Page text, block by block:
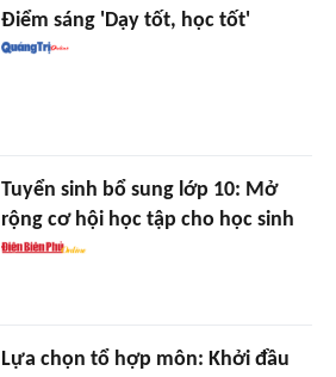
Điểm sáng 'Dạy tốt, học tốt'
Tuyển sinh bổ sung lớp 10: Mở
rộng cơ hội học tập cho học sinh
Lựa chọn tổ hợp môn: Khởi đầu